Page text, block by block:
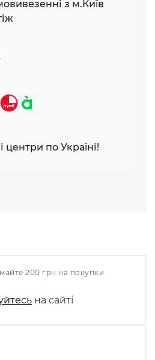
з м.Київ
центри по Україні!
200 грн на покупки
на сайті